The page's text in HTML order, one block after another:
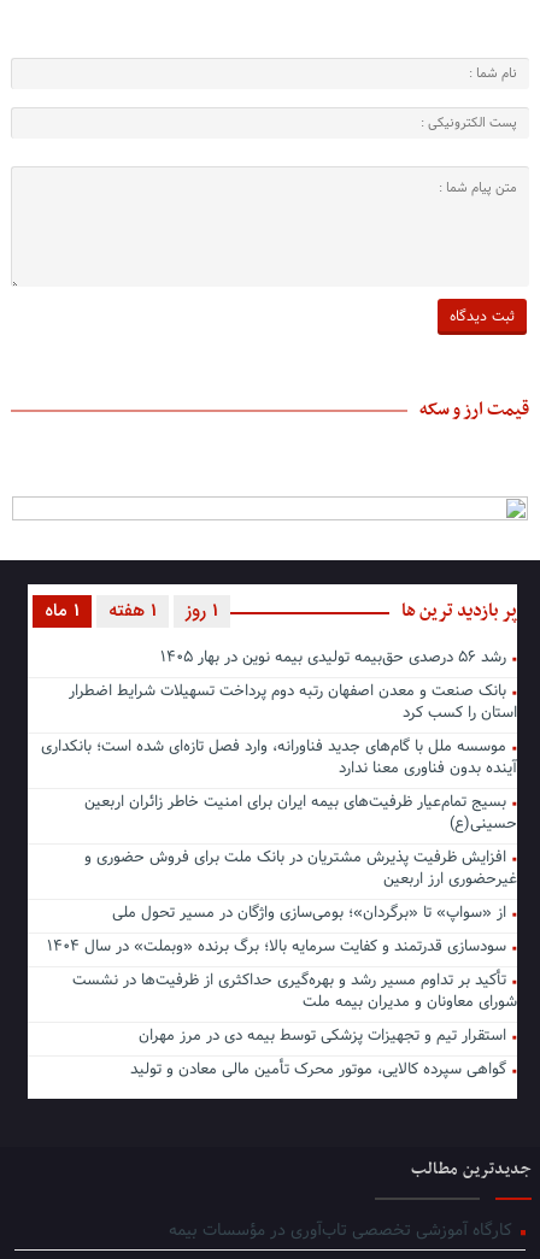
قیمت ارز و سکه
پر بازدید ترین ها 1 ماه 1 هفته 1 روز
رشد ۵۶ درصدی حق‌بیمه تولیدی بیمه نوین در بهار ۱۴۰۵
بانک صنعت و معدن اصفهان رتبه دوم پرداخت تسهیلات شرایط اضطرار
استان را کسب کرد
موسسه ملل با گام‌های جدید فناورانه، وارد فصل تازه‌ای شده است؛ بانکداری
آینده بدون فناوری معنا ندارد
بسیج تمام‌عیار ظرفیت‌های بیمه ایران برای امنیت خاطر زائران اربعین
حسینی(ع)
افزایش ظرفیت پذیرش مشتریان در بانک ملت برای فروش حضوری و
غیرحضوری ارز اربعین
از «سواپ» تا «برگردان»؛ بومی‌سازی واژگان در مسیر تحول ملی
سودسازی قدرتمند و کفایت سرمایه بالا؛ برگ برنده «وبملت» در سال ۱۴۰۴
تأکید بر تداوم مسیر رشد و بهره‌گیری حداکثری از ظرفیت‌ها در نشست
شورای معاونان و مدیران بیمه ملت
استقرار تیم و تجهیزات پزشکی توسط بیمه دی در مرز مهران
گواهی سپرده کالایی، موتور محرک تأمین مالی معادن و تولید
جدیدترین مطالب
کارگاه آموزشی تخصصی تاب‌آوری در مؤسسات بیمه